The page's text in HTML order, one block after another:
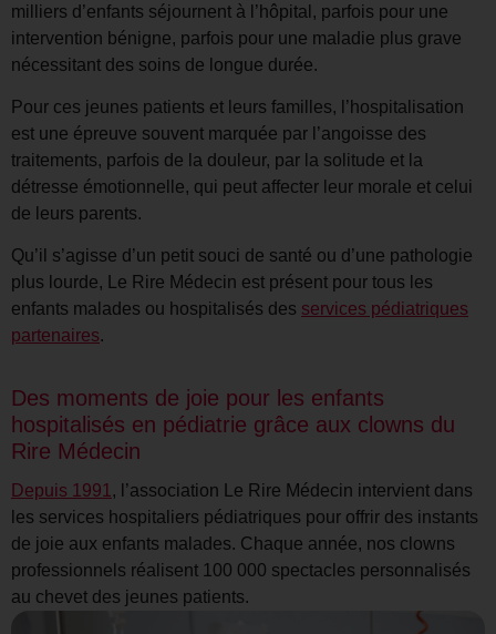
milliers d’enfants séjournent à l’hôpital, parfois pour une
intervention bénigne, parfois pour une maladie plus grave
nécessitant des soins de longue durée.
Pour ces jeunes patients et leurs familles, l’hospitalisation
est une épreuve souvent marquée par l’angoisse des
traitements, parfois de la douleur, par la solitude et la
détresse émotionnelle, qui peut affecter leur morale et celui
de leurs parents.
Qu’il s’agisse d’un petit souci de santé ou d’une pathologie
plus lourde, Le Rire Médecin est présent pour tous les
enfants malades ou hospitalisés des services pédiatriques
partenaires.
Des moments de joie pour les enfants
hospitalisés en pédiatrie grâce aux clowns du
Rire Médecin
Depuis 1991, l’association Le Rire Médecin intervient dans
les services hospitaliers pédiatriques pour offrir des instants
de joie aux enfants malades. Chaque année, nos clowns
professionnels réalisent 100 000 spectacles personnalisés
au chevet des jeunes patients.